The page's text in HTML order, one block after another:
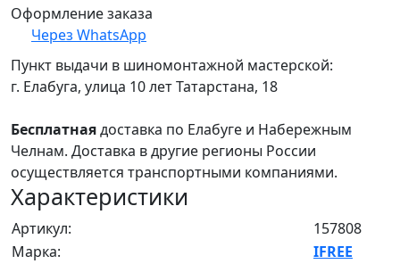
Оформление заказа
Через WhatsApp
Пункт выдачи в шиномонтажной мастерской:
г. Елабуга, улица 10 лет Татарстана, 18
Бесплатнаядоставка по Елабуге и Набережным
Челнам. Доставка в другие регионы России
осуществляется транспортными компаниями.
Характеристики
Артикул:
157808
Марка:
IFREE